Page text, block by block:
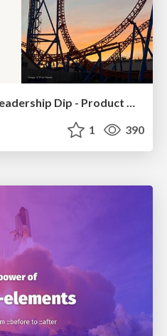
Navigating the Design Leadership Dip - Product Design Week Design Leaders+ Conference 2024
1 390